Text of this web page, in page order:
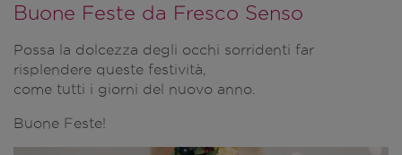
Buone Feste da Fresco Senso
Possa la dolcezza degli occhi sorridenti far
risplendere queste festività,
come tutti i giorni del nuovo anno.
Buone Feste!